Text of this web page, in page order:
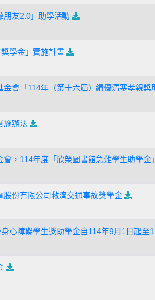
朋友2.0」助學活動
學金」實施計畫
會「114年（第十六屆）績優清寒孝親獎
施辦法
，114年度「欣榮圖書館急難學生助學金」
股份有限公司救濟交通事故獎學金
心障礙學生獎助學金自114年9月1日起至